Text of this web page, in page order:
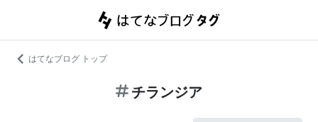
はてなブログ トップ
チランジア